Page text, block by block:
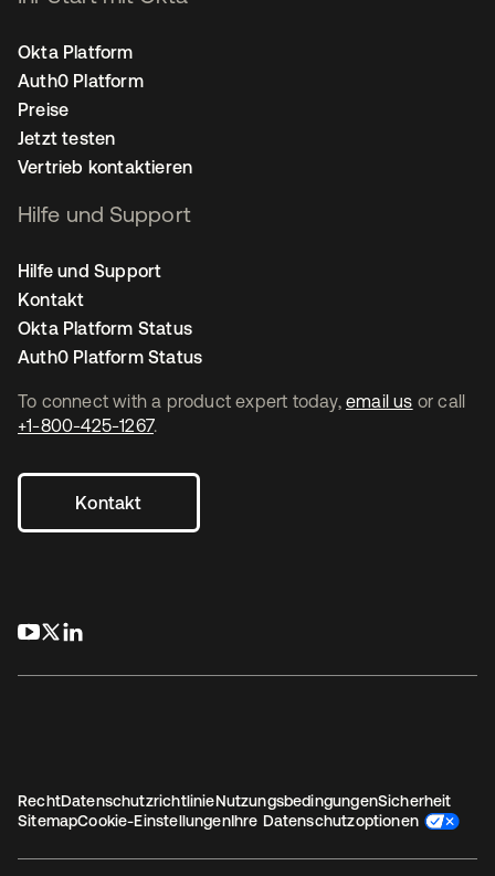
To connect with a product expert today, email us or call
+1-800-425-1267.
Kontakt
wird in einer neuen Registerkarte geöffnet
wird in einer neuen Registerkarte geöffnet
Okta Platform
Auth0 Platform
Preise
Jetzt testen
Vertrieb kontaktieren
Hilfe und Support
Hilfe und Support
Kontakt
Okta Platform Status
Auth0 Platform Status
RechtDatenschutzrichtlinieNutzungsbedingungenSicherheit
SitemapCookie-EinstellungenIhre Datenschutzoptionen